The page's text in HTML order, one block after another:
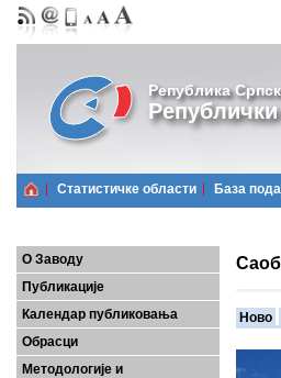
Република
Републички
Статистичке области Базa
О Заводу
Публикације
Календар публиковања
Обрасци
Методологије и
Ново